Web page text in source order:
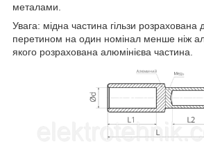
металами.
Увага: мідна частина гільзи розрахована
перетином на один номінал менше ніж
якого розрахована алюмінієва частина.